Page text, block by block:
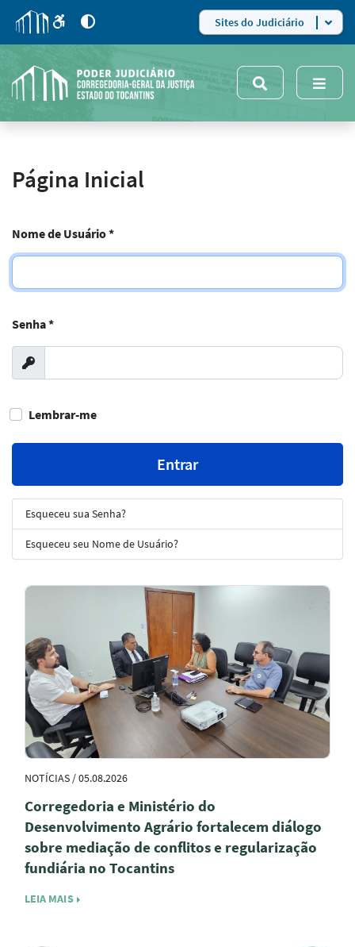
para
4
site
5
modo
de
contraste
Sites do Judiciário
Página Inicial
Nome de Usuário*
Senha*
Exibir
Lembrar-me
Entrar
Esqueceu sua Senha?
Esqueceu seu Nome de Usuário?
NOTÍCIAS / 05.08.2026
Corregedoria e Ministério do
Desenvolvimento Agrário fortalecem diálogo
sobre mediação de conflitos e regularização
fundiária no Tocantins
LEIA MAIS